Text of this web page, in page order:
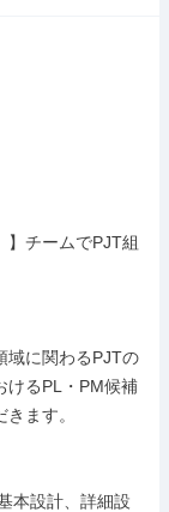
】チームでPJT組
域に関わるPJTの
けるPL・PM候補
ます。
本設計、詳細設